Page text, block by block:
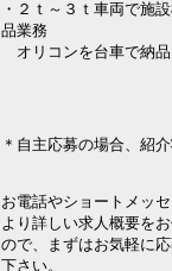
・２ｔ～３ｔ車両で施
品業務
オリコンを台車で納品
＊自主応募の場合、紹
お電話やショートメッ
より詳しい求人概要を
ので、まずはお気軽に
下さい。